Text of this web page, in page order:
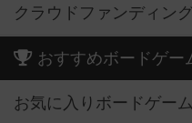
クラウドファンディン
おすすめボードゲー
お気に入りボードゲー